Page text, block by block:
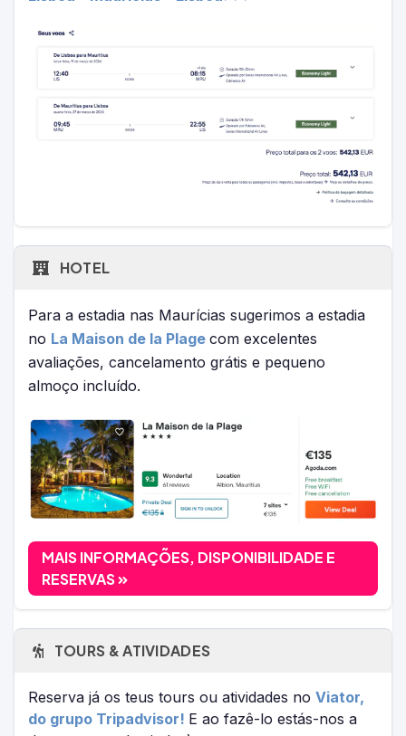
HOTEL
Para a estadia nas Maurícias sugerimos a estadia
no La Maison de la Plage com excelentes
avaliações, cancelamento grátis e pequeno
almoço incluído.
MAIS INFORMAÇÕES, DISPONIBILIDADE E
RESERVAS
TOURS & ATIVIDADES
Reserva já os teus tours ou atividades no Viator,
do grupo Tripadvisor! E ao fazê-lo estás-nos a